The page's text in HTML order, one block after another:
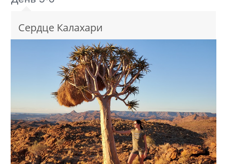
Сердце Калахари